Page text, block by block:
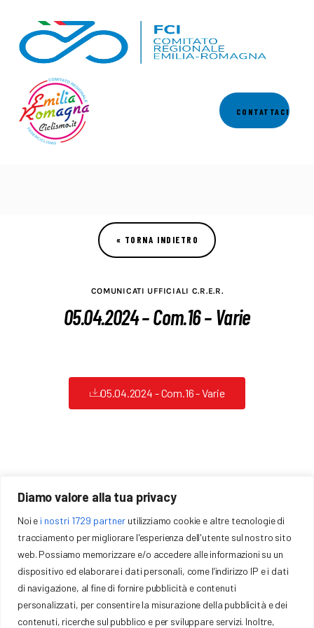
Diamo valore alla tua privacy
Noi e i nostri 1729 partner utilizziamo cookie e altre tecnologie di
tracciamento per migliorare l'esperienza dell'utente sul nostro sito
web. Possiamo memorizzare e/o accedere alle informazioni su un
dispositivo ed elaborare i dati personali, come l’indirizzo IP e i dati
di navigazione, al fine di fornire pubblicità e contenuti
personalizzati, per consentire la misurazione della pubblicità e dei
contenuti, ricerche sul pubblico e per sviluppare servizi. Inoltre,
CONTATTACI
Comitato
Calendari
Comunicati
Commissioni
Sponsor
Contatti
COMUNICATI UFFICIALI C.R.E.R.
05.04.2024 – Com.16 – Varie
05.04.2024 - Com.16 - Varie
COMITATO REGIONALE EMILIA ROMAGNA FCI
Via Trattati Comunitari Europei, 7 40127 – Bologna (BO)
P.IVA: 01377441009
emilia@federciclismo.it 051-372958